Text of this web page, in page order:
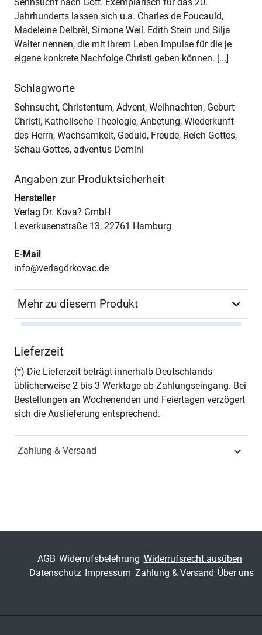
Sehnsucht nach Gott. Exemplarisch für das 20.
Jahrhunderts lassen sich u.a. Charles de Foucauld,
Madeleine Delbrêl, Simone Weil, Edith Stein und Silja
Walter nennen, die mit ihrem Leben Impulse für die je
eigene konkrete Nachfolge Christi geben können. [...]
Schlagworte
Sehnsucht, Christentum, Advent, Weihnachten, Geburt
Christi, Katholische Theologie, Anbetung, Wiederkunft
des Herrn, Wachsamkeit, Geduld, Freude, Reich Gottes,
Schau Gottes, adventus Domini
Angaben zur Produktsicherheit
Hersteller
Verlag Dr. Kova? GmbH
Leverkusenstraße 13, 22761 Hamburg
E-Mail
info@verlagdrkovac.de
Mehr zu diesem Produkt
ISSN 1435-6864
Fachbereich
Lieferzeit
(*) Die Lieferzeit beträgt innerhalb Deutschlands
üblicherweise 2 bis 3 Werktage ab Zahlungseingang. Bei
Bestellungen an Wochenenden und Feiertagen verzögert
sich die Auslieferung entsprechend.
Zahlung & Versand
AGB Widerrufsbelehrung Widerrufsrecht ausüben
Datenschutz Impressum Zahlung & Versand Über uns